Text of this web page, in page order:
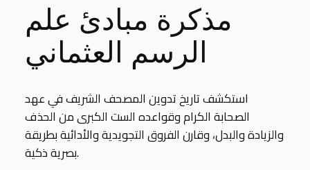
مذكرة مبادئ علم
الرسم العثماني
استكشف تاريخ تدوين المصحف الشريف في عهد
الصحابة الكرام وقواعده الست الكبرى من الحذف
والزيادة والبدل، وقارن الفروق التجويدية والأدائية بطريقة
بصرية ذكية.